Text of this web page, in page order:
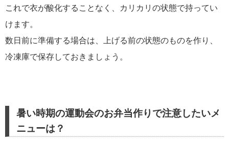
これで衣が酸化することなく、カリカリの状態で持ってい
けます。
数日前に準備する場合は、上げる前の状態のものを作り、
冷凍庫で保存しておきましょう。
暑い時期の運動会のお弁当作りで注意したいメ
ニューは？